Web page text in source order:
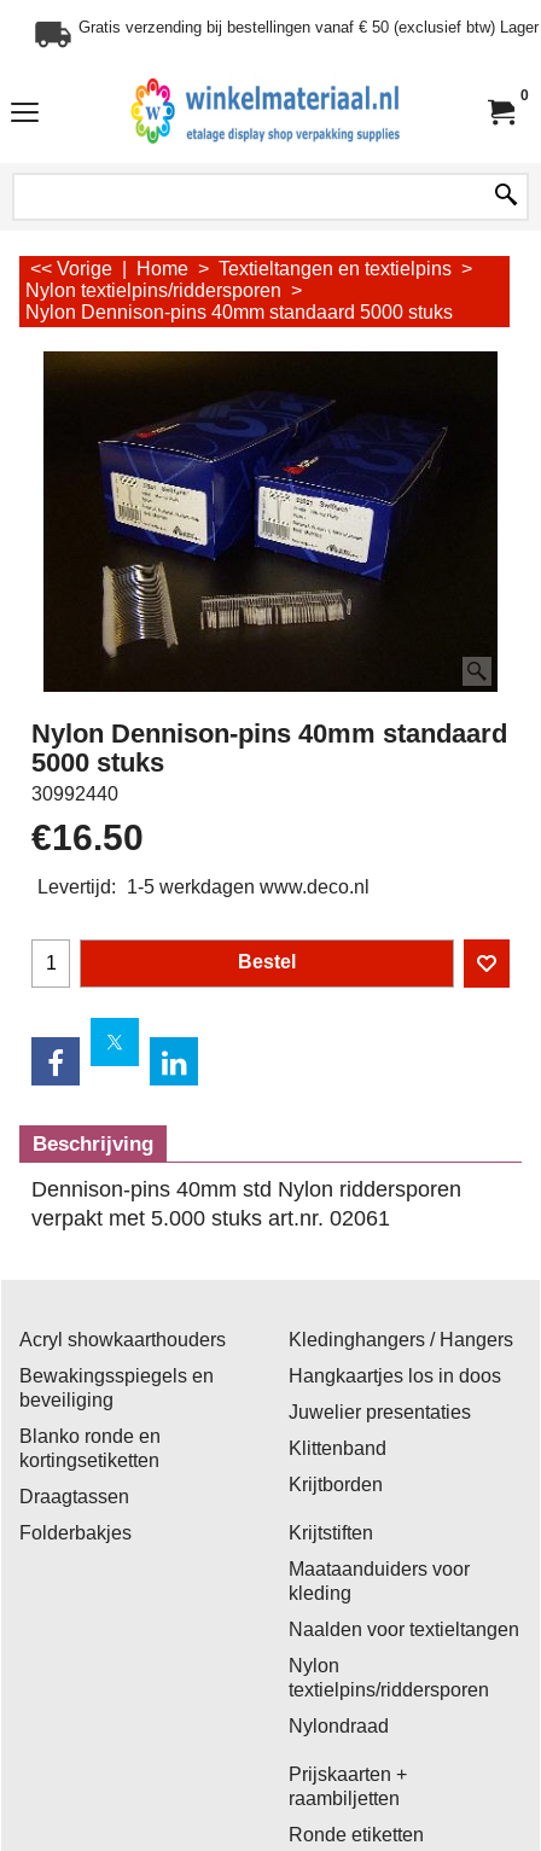
Gratis verzending bij bestellingen vanaf € 50 (exclusief btw)
0
<< Vorige Home > Textieltangen en textielpins >
Nylon textielpins/riddersporen >
Nylon Dennison-pins 40mm standaard 5000 stuks
Nylon Dennison-pins 40mm standaard
5000 stuks
30992440
€16.50
Levertijd: 1-5 werkdagen www.deco.nl
Bestel
Beschrijving
Dennison-pins 40mm std Nylon riddersporen
verpakt met 5.000 stuks art.nr. 02061
Acryl showkaarthouders
Bewakingsspiegels en
beveiliging
Blanko ronde en
kortingsetiketten
Draagtassen
Folderbakjes
Kledinghangers / Hangers
Hangkaartjes los in doos
Juwelier presentaties
Klittenband
Krijtborden
Krijtstiften
Maataanduiders voor
kleding
Naalden voor textieltangen
Nylon
textielpins/riddersporen
Nylondraad
Prijskaarten +
raambiljetten
Ronde etiketten